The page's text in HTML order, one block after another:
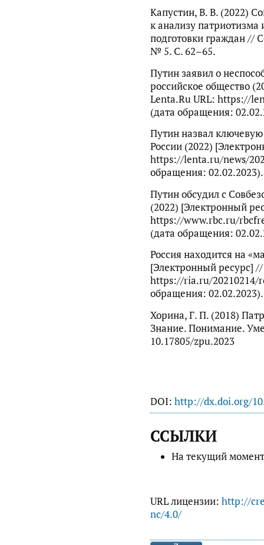
Капустин, В. В. (2022)
к анализу патриотизма
подготовки граждан //
№ 5. С. 62–65.
Путин заявил о
российское общество
Lenta.Ru URL: https://
(дата обращения:
Путин назвал ключевую
России (2022)
https://lenta.ru/news/
обращения: 02.02.2023).
Путин обсудил с
(2022) [Электронный
https://www.rbc.ru/
(дата обращения:
Россия находится на
[Электронный ресурс]
https://ria.ru/20210214/
обращения: 02.02.2023).
Хорина, Г. П. (2018)
Знание. Понимание.
10.17805/zpu.2023
DOI: http://dx.doi.org/
ССЫЛКИ
На текущий
URL лицензии: http://
nc/4.0/